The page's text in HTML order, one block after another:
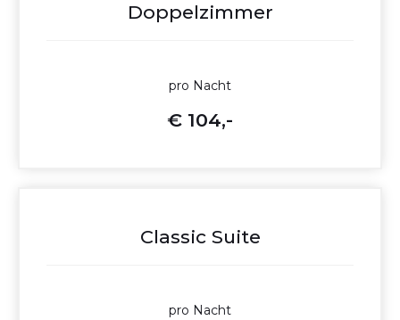
Doppelzimmer
pro Nacht
€ 104,-
Classic Suite
pro Nacht